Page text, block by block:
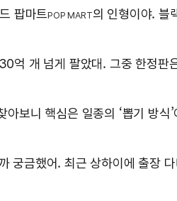
팝마트POP MART의 인형이야. 블
억 개 넘게 팔았대. 그중 한정판
보니 핵심은 일종의 ‘뽑기 방
궁금했어. 최근 상하이에 출장